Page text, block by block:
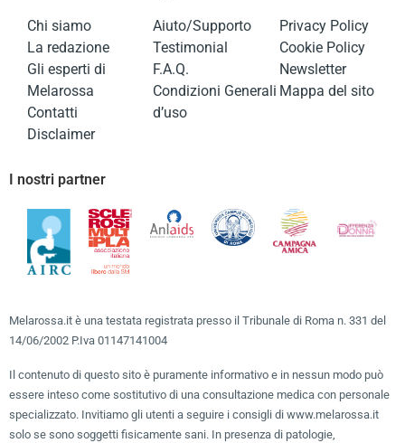
Chi siamo
La redazione
Gli esperti di
Melarossa
Contatti
Disclaimer
Aiuto/Supporto
Testimonial
F.A.Q.
Condizioni Generali
d’uso
Privacy Policy
Cookie Policy
Newsletter
Mappa del sito
I nostri partner
Melarossa.it è una testata registrata presso il Tribunale di Roma n. 331 del
14/06/2002 P.Iva 01147141004
Il contenuto di questo sito è puramente informativo e in nessun modo può
essere inteso come sostitutivo di una consultazione medica con personale
specializzato. Invitiamo gli utenti a seguire i consigli di www.melarossa.it
solo se sono soggetti fisicamente sani. In presenza di patologie,